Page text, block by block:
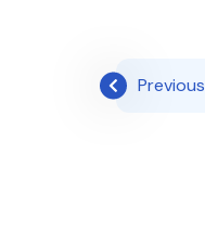
Previous